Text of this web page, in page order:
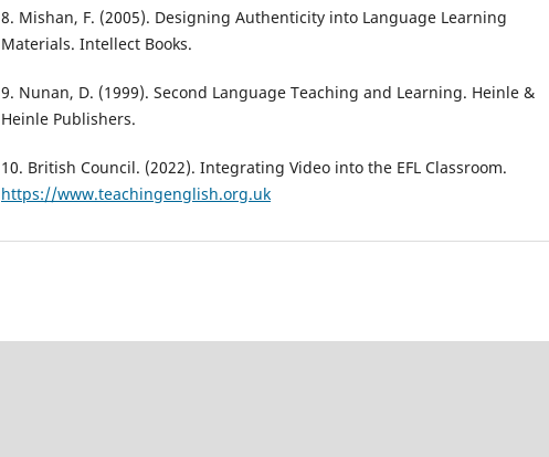
8. Mishan, F. (2005). Designing Authenticity into Language Learning
Materials. Intellect Books.
9. Nunan, D. (1999). Second Language Teaching and Learning. Heinle &
Heinle Publishers.
10. British Council. (2022). Integrating Video into the EFL Classroom.
https://www.teachingenglish.org.uk